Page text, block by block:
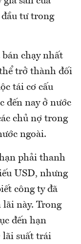
đầu tư trong
chạy nhất
trở thành đối
tái cơ cấu
đến nay ở nước
chủ nợ trong
ngoài.
phải thanh
USD, nhưng
công ty đã
này. Trong
đến hạn
lãi suất trái